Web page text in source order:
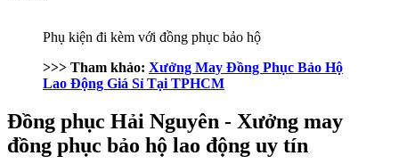
Phụ kiện đi kèm với đồng phục bảo hộ
>>> Tham khảo: Xưởng May Đồng Phục Bảo Hộ
Lao Động Giá Sỉ Tại TPHCM
Đồng phục Hải Nguyên - Xưởng may
đồng phục bảo hộ lao động uy tín